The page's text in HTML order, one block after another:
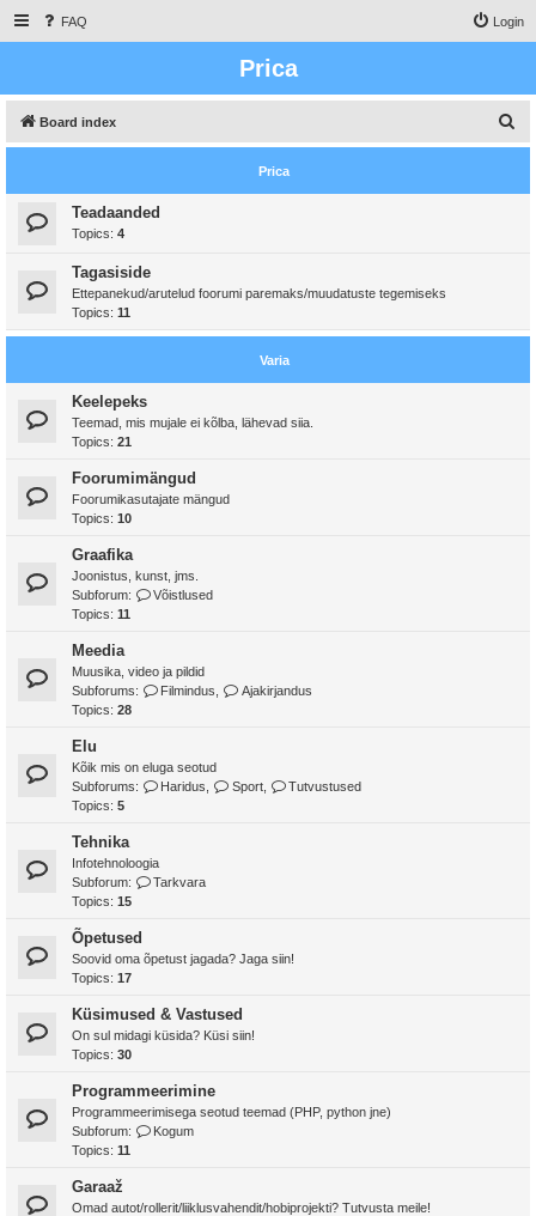
FAQ Login
Prica
Board index
e
Prica
Teadaanded
Topics: 4
Tagasiside
Ettepanekud/arutelud foorumi paremaks/muudatuste tegemiseks
Topics: 11
Varia
Keelepeks
Teemad, mis mujale ei kõlba, lähevad siia.
Topics: 21
Foorumimängud
Foorumikasutajate mängud
Topics: 10
Graafika
Joonistus, kunst, jms.
Subforum:
Võistlused
Topics: 11
Meedia
Muusika, video ja pildid
Subforums:
Filmindus
Ajakirjandus
Topics: 28
Elu
Kõik mis on eluga seotud
Subforums:
Haridus Sport,
Tutvustused
Topics: 5
Tehnika
Infotehnoloogia
Subforum:
Tarkvara
Topics: 15
Õpetused
Soovid oma õpetust jagada? Jaga siin!
Topics: 17
Küsimused & Vastused
On sul midagi küsida? Küsi siin!
Topics: 30
Programmeerimine
Programmeerimisega seotud teemad (PHP, python jne)
Subforum:
Kogum
Topics: 11
Garaaž
Omad autot/rollerit/liiklusvahendit/hobiprojekti? Tutvusta meile!